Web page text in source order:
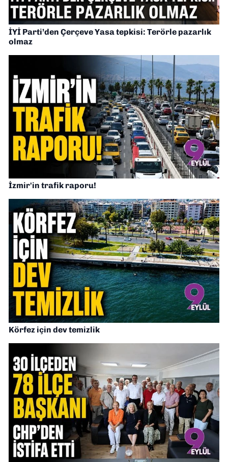
İYİ Parti’den Çerçeve Yasa tepkisi: Terörle pazarlık
olmaz
İzmir'in trafik raporu!
Körfez için dev temizlik